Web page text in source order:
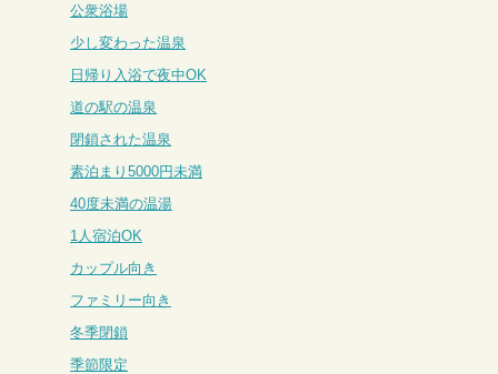
公衆浴場
少し変わった温泉
日帰り入浴で夜中OK
道の駅の温泉
閉鎖された温泉
素泊まり5000円未満
40度未満の温湯
1人宿泊OK
カップル向き
ファミリー向き
冬季閉鎖
季節限定